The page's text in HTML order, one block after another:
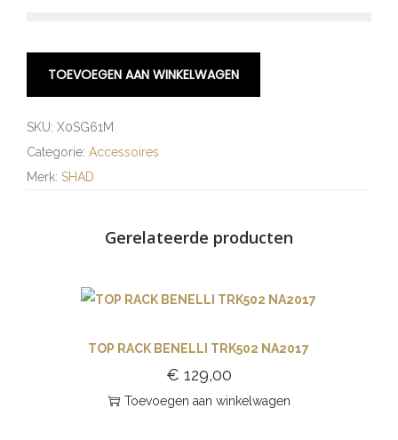
TOEVOEGEN AAN WINKELWAGEN
SKU: X0SG61M
Categorie: Accessoires
Merk: SHAD
Gerelateerde producten
TOP RACK BENELLI TRK502 NA2017
€ 129,00
Toevoegen aan winkelwagen